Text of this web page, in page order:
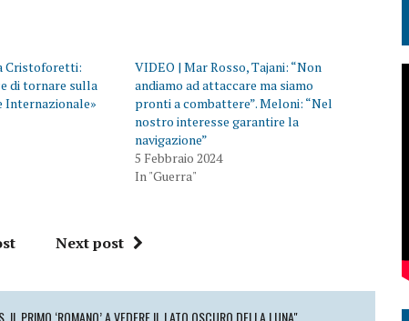
Cristoforetti:
di tornare sulla
Internazionale»
VIDEO | Mar Rosso, Tajani: “Non
andiamo ad attaccare ma siamo
pronti a combattere”. Meloni: “Nel
nostro interesse garantire la
navigazione”
5 Febbraio 2024
In "Guerra"
Next post
IL PRIMO ‘ROMANO’ A VEDERE IL LATO OSCURO DELLA LUNA"